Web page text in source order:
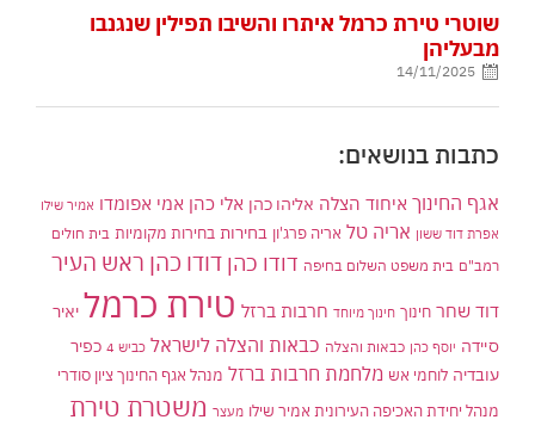
שוטרי טירת כרמל איתרו והשיבו תפילין שנגנבו
מבעליהן
14/11/2025
כתבות בנושאים:
אגף החינוך איחוד הצלה אליהו כהן אלי כהן אמי אפומדו אמיר שילו
אפרת דוד ששון אריה טל אריה פרג'ון בחירות בחירות מקומיות בית חולים
רמב"ם בית משפט השלום בחיפה דודו כהן דודו כהן ראש העיר
דוד שחר חינוך חינוך מיוחד חרבות ברזל טירת כרמל יאיר
סיידה יוסף כהן כבאות והצלה כבאות והצלה לישראל כביש 4
כפיר
עובדיה לוחמי אש מלחמת חרבות ברזל מנהל אגף החינוך ציון סודרי
מנהל יחידת האכיפה העירונית אמיר שילו מעצר משטרת טירת